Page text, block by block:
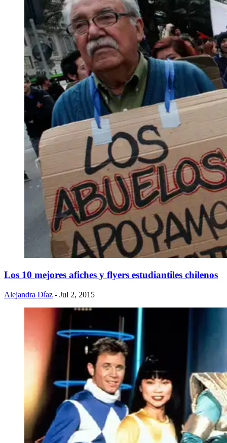
Los 10 mejores afiches y flyers estudiantiles chilenos
Alejandra Díaz - Jul 2, 2015